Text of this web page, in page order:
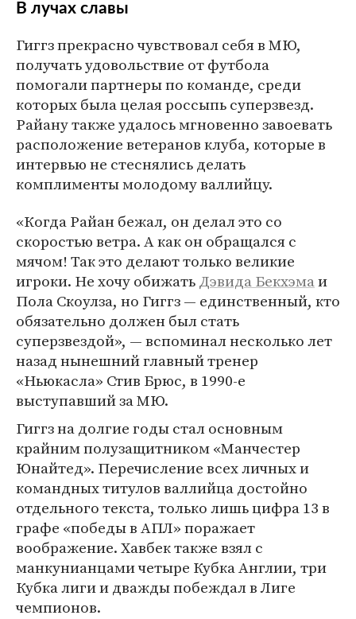
В лучах славы
Гиггз прекрасно чувствовал себя в МЮ,
получать удовольствие от футбола
помогали партнеры по команде, среди
которых была целая россыпь суперзвезд.
Райану также удалось мгновенно завоевать
расположение ветеранов клуба, которые в
интервью не стеснялись делать
комплименты молодому валлийцу.
«Когда Райан бежал, он делал это со
скоростью ветра. А как он обращался с
мячом! Так это делают только великие
игроки. Не хочу обижатьДэвида Бекхэмаи
Пола Скоулза, но Гиггз — единственный, кто
обязательно должен был стать
суперзвездой», — вспоминал несколько лет
назад нынешний главный тренер
«Ньюкасла» Стив Брюс, в 1990-е
выступавший за МЮ.
Гиггз на долгие годы стал основным
крайним полузащитником «Манчестер
Юнайтед». Перечисление всех личных и
командных титулов валлийца достойно
отдельного текста, только лишь цифра 13 в
графе «победы в АПЛ» поражает
воображение. Хавбек также взял с
манкунианцами четыре Кубка Англии, три
Кубка лиги и дважды побеждал в Лиге
чемпионов.